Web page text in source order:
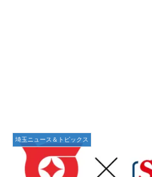
埼玉ニュース＆トピックス